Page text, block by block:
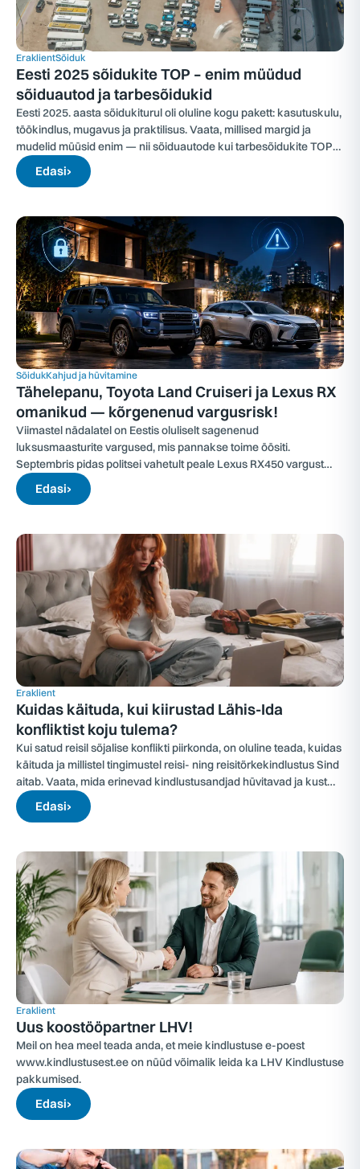
EraklientSõiduk
Eesti 2025 sõidukite TOP – enim müüdud
sõiduautod ja tarbesõidukid
Eesti 2025. aasta sõidukiturul oli oluline kogu pakett: kasutuskulu,
töökindlus, mugavus ja praktilisus. Vaata, millised margid ja
mudelid müüsid enim — nii sõiduautode kui tarbesõidukite TOP-
edetabelites.
Edasi›
SõidukKahjud ja hüvitamine
Tähelepanu, Toyota Land Cruiseri ja Lexus RX
omanikud — kõrgenenud vargusrisk!
Viimastel nädalatel on Eestis oluliselt sagenenud
luksusmaasturite vargused, mis pannakse toime öösiti.
Septembris pidas politsei vahetult peale Lexus RX450 vargust
kinni kahtlustatavad isikud.
Edasi›
Eraklient
Kuidas käituda, kui kiirustad Lähis-Ida
konfliktist koju tulema?
Kui satud reisil sõjalise konflikti piirkonda, on oluline teada, kuidas
käituda ja millistel tingimustel reisi- ning reisitõrkekindlustus Sind
aitab. Vaata, mida erinevad kindlustusandjad hüvitavad ja kust
alustada.
Edasi›
Eraklient
Uus koostööpartner LHV!
Meil on hea meel teada anda, et meie kindlustuse e-poest
www.kindlustusest.ee on nüüd võimalik leida ka LHV Kindlustuse
pakkumised.
Edasi›